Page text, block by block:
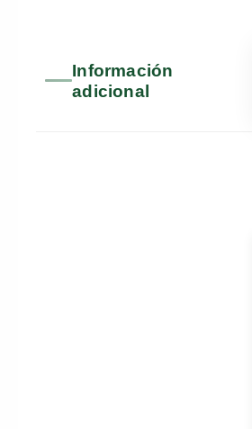
Información
adicional